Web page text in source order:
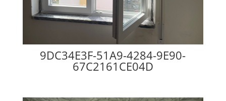
9DC34E3F-51A9-4284-9E90-
67C2161CE04D